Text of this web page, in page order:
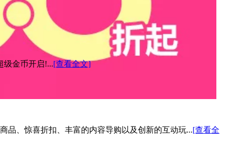
级金币开启!...[查看全文]
品、惊喜折扣、丰富的内容导购以及创新的互动玩...[查看全